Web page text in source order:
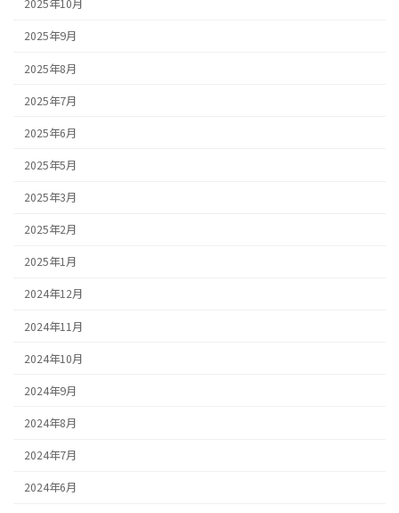
2025年10月
2025年9月
2025年8月
2025年7月
2025年6月
2025年5月
2025年3月
2025年2月
2025年1月
2024年12月
2024年11月
2024年10月
2024年9月
2024年8月
2024年7月
2024年6月